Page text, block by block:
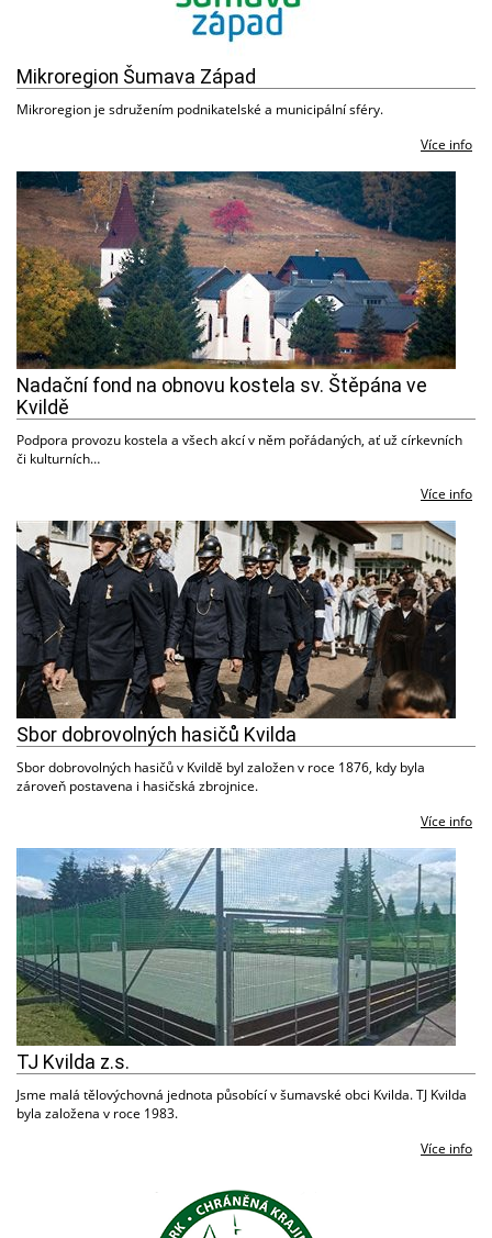
Mikroregion Šumava Západ
Mikroregion je sdružením podnikatelské a municipální sféry.
Více info
Nadační fond na obnovu kostela sv. Štěpána ve
Kvildě
Podpora provozu kostela a všech akcí v něm pořádaných, ať už církevních
či kulturních…
Více info
Sbor dobrovolných hasičů Kvilda
Sbor dobrovolných hasičů v Kvildě byl založen v roce 1876, kdy byla
zároveň postavena i hasičská zbrojnice.
Více info
TJ Kvilda z.s.
Jsme malá tělovýchovná jednota působící v šumavské obci Kvilda. TJ Kvilda
byla založena v roce 1983.
Více info